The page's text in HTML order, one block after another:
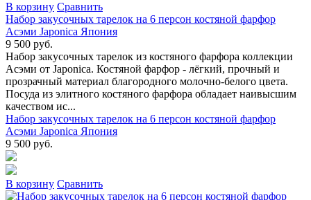
В коpзину Сpавнить
Набор закусочных тарелок на 6 персон костяной фарфор
Асэми Japonica Япония
9 500 руб.
Набор закусочных тарелок из костяного фарфора коллекции
Асэми от Japonica. Костяной фарфор - лёгкий, прочный и
прозрачный материал благородного молочно-белого цвета.
Посуда из элитного костяного фарфора обладает наивысшим
качеством ис...
Набор закусочных тарелок на 6 персон костяной фарфор
Асэми Japonica Япония
9 500 руб.
В коpзину Сpавнить